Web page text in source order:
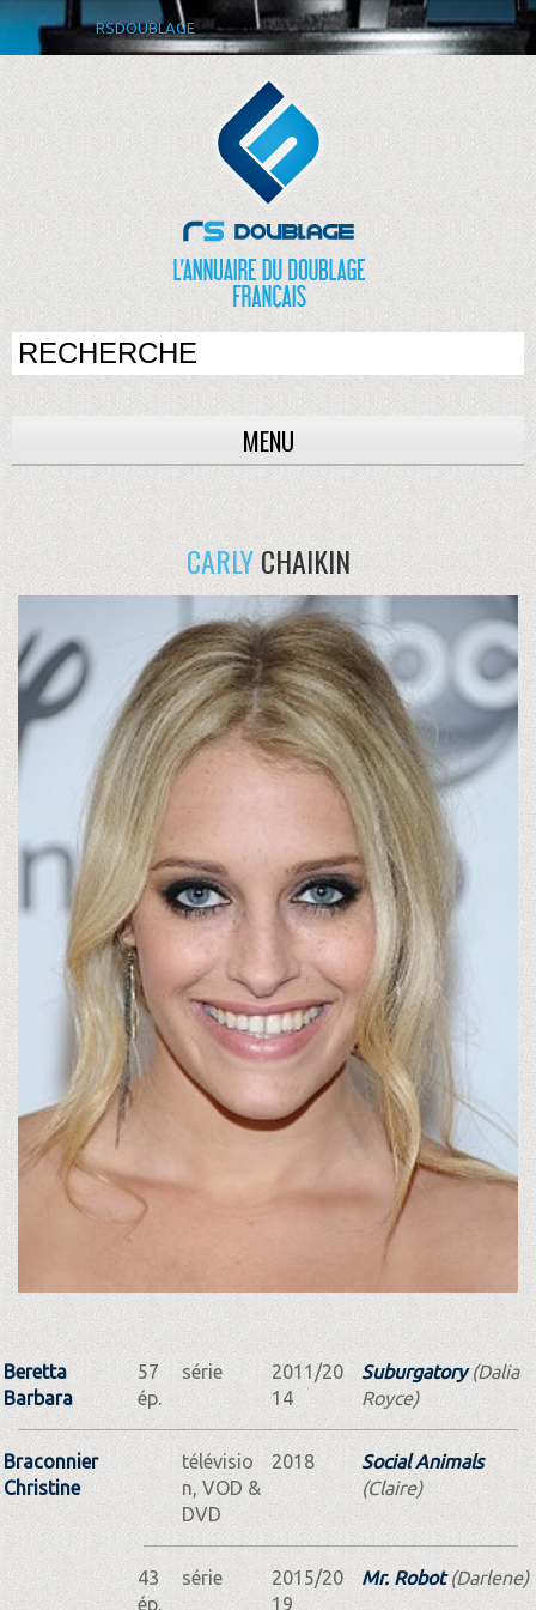
RSDOUBLAGE
MENU
CARLYCHAIKIN
Beretta
Barbara
57
ép.
série
2011/20
14
Suburgatory(Dalia
Royce)
Braconnier
Christine
télévisio
n, VOD &
DVD
2018
Social Animals
(Claire)
43
ép.
série
2015/20
19
Mr. Robot(Darlene)